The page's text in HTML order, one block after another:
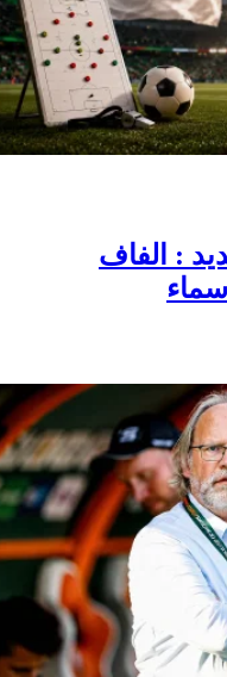
: الفاف
تحسم القائمة النهائية و3 أسماء